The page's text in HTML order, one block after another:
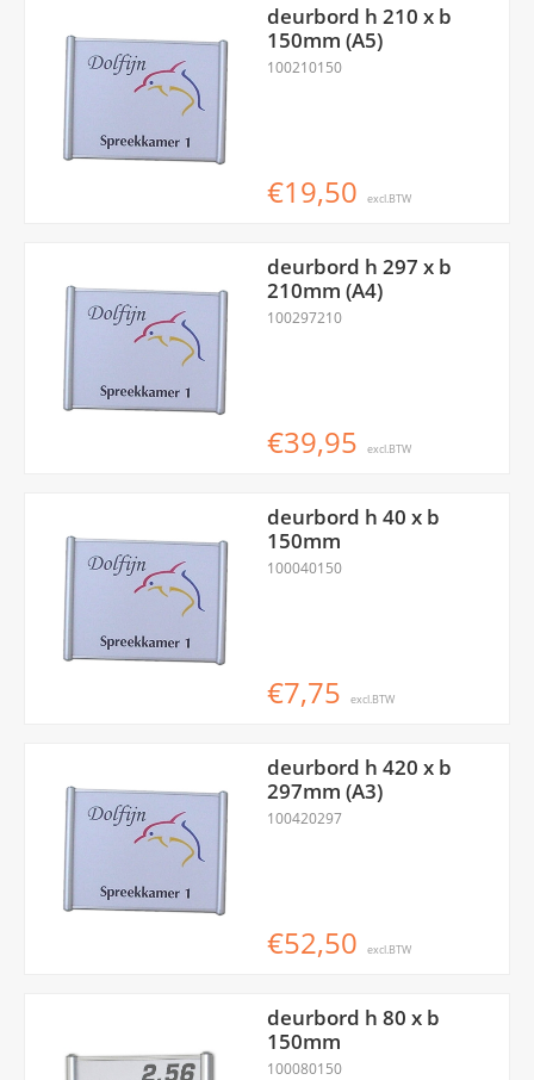
deurbord h 210 x b
150mm (A5)
100210150
€19,50 excl.BTW
deurbord h 297 x b
210mm (A4)
100297210
€39,95 excl.BTW
deurbord h 40 x b
150mm
100040150
€7,75 excl.BTW
deurbord h 420 x b
297mm (A3)
100420297
€52,50 excl.BTW
deurbord h 80 x b
150mm
100080150